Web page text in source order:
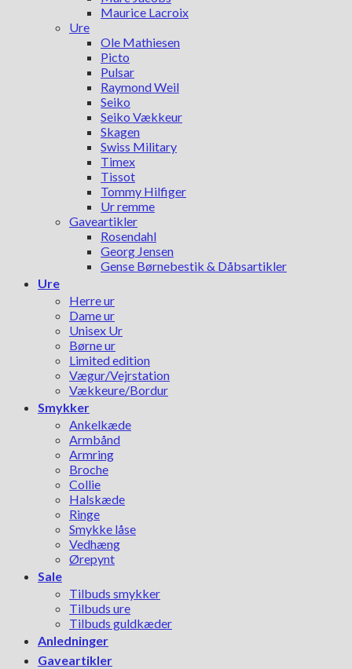
Maurice Lacroix
Ure
Ole Mathiesen
Picto
Pulsar
Raymond Weil
Seiko
Seiko Vækkeur
Skagen
Swiss Military
Timex
Tissot
Tommy Hilfiger
Ur remme
Gaveartikler
Rosendahl
Georg Jensen
Gense Børnebestik & Dåbsartikler
Ure
Herre ur
Dame ur
Unisex Ur
Børne ur
Limited edition
Vægur/Vejrstation
Vækkeure/Bordur
Smykker
Ankelkæde
Armbånd
Armring
Broche
Collie
Halskæde
Ringe
Smykke låse
Vedhæng
Ørepynt
Sale
Tilbuds smykker
Tilbuds ure
Tilbuds guldkæder
Anledninger
Gaveartikler